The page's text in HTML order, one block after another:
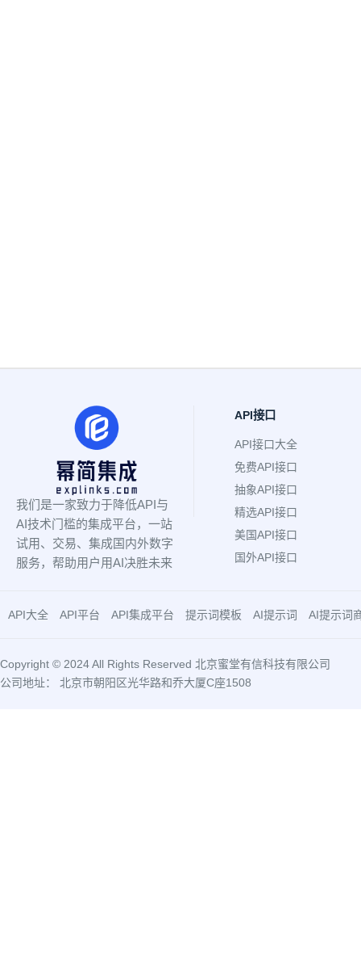
我们是一家致力于降低API与
AI技术门槛的集成平台，一站
试用、交易、集成国内外数字
服务，帮助用户用AI决胜未来
API接口
API接口大全
免费API接口
抽象API接口
精选API接口
美国API接口
国外API接口
API大全 API平台 API集成平台 提示词模板 AI提示词 AI提示词
Copyright © 2024 All Rights Reserved 北京蜜堂有信科技有限公司
公司地址： 北京市朝阳区光华路和乔大厦C座1508